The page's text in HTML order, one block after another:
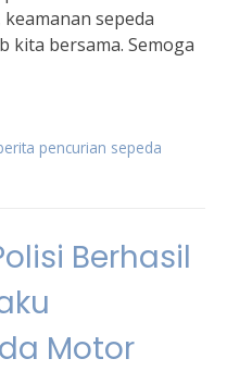
sepeda
kita bersama. Semoga
pencurian sepeda
Berhasil
Motor